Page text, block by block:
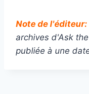
Note de l'éditeur:
archives d'Ask
publiée à une